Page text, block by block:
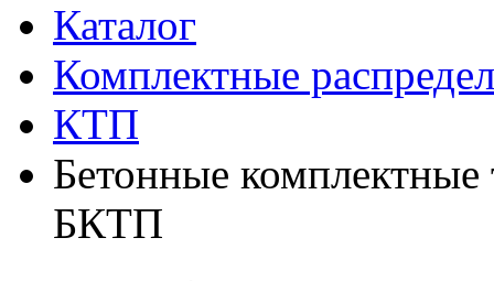
Каталог
Комплектные
КТП
Бетонные
БКТП